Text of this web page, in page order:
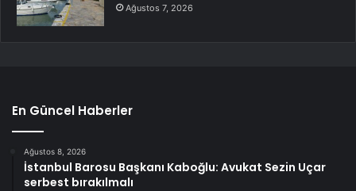
Ağustos 7, 2026
En Güncel Haberler
Ağustos 8, 2026
İstanbul Barosu Başkanı Kaboğlu: Avukat Sezin Uçar
serbest bırakılmalı